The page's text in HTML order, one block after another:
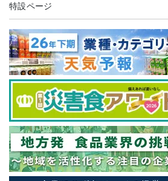
特設ページ